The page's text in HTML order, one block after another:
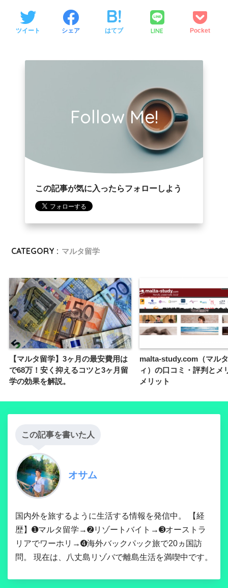
ツイート シェア はてブ LINE Pocket
Follow Me!
この記事が気に入ったらフォローしよう
CATEGORY : マルタ留学
【マルタ留学】3ヶ月の最安費用は
で68万！安く抑えるコツと3ヶ月留
学の効果を解説。
malta-study.com（マル
ィ）の口コミ・評判とメ
メリット
この記事を書いた人
オサム
国内外を旅するように生活する情報を発信中。 【経
歴】➊マルタ留学→➋リゾートバイト→➌オーストラ
リアでワーホリ→➍海外バックパック旅で20ヵ国訪
問。 現在は、八丈島リゾバで離島生活を満喫中です。